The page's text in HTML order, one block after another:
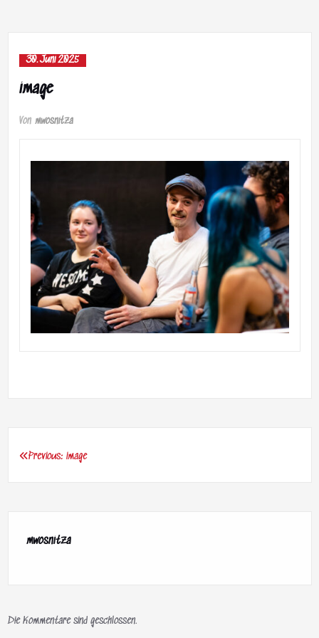
30. Juni 2025
image
Von mwosnitza
Beitragsnavigation
Previous: image
mwosnitza
Die Kommentare sind geschlossen.